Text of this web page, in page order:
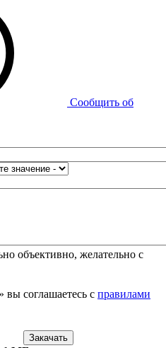
Сообщить об
объективно, желательно с
соглашаетесь с правилами